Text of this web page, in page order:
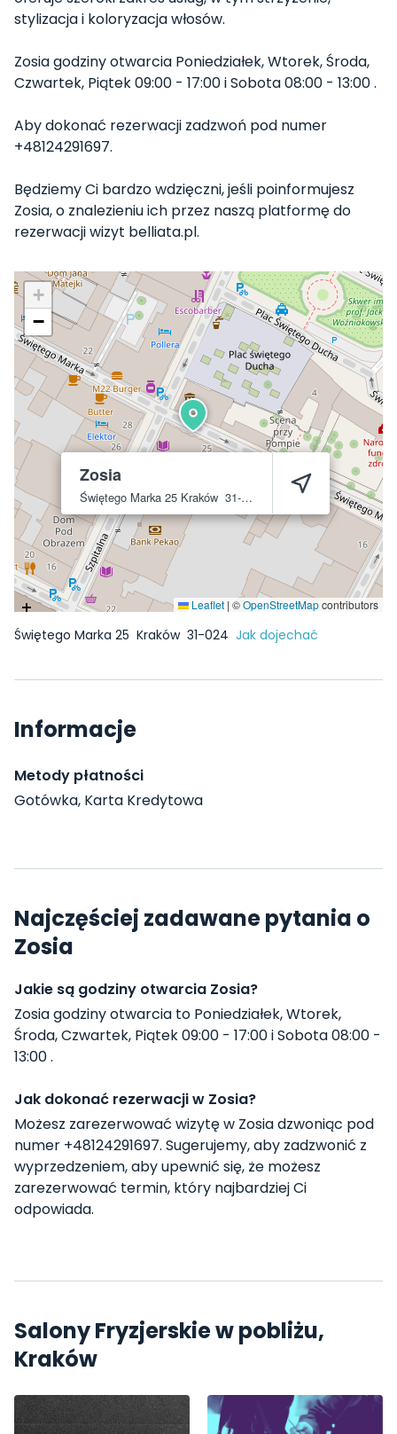
stylizacja i koloryzacja włosów.
Zosia godziny otwarcia Poniedziałek, Wtorek, Środa,
Czwartek, Piątek 09:00 - 17:00 i Sobota 08:00 - 13:00 .
Aby dokonać rezerwacji zadzwoń pod numer
+48124291697.
Będziemy Ci bardzo wdzięczni, jeśli poinformujesz
Zosia, o znalezieniu ich przez naszą platformę do
rezerwacji wizyt belliata.pl.
Zosia
Świętego Marka 25 Kraków 31-024
+
−
Leaflet | ©OpenStreetMapcontributors
Świętego Marka 25 Kraków 31-024 Jak dojechać
Informacje
Metody płatności
Gotówka, Karta Kredytowa
Najczęściej zadawane pytania o
Zosia
Jakie są godziny otwarcia Zosia?
Zosia godziny otwarcia to Poniedziałek, Wtorek,
Środa, Czwartek, Piątek 09:00 - 17:00 i Sobota 08:00 -
13:00 .
Jak dokonać rezerwacji w Zosia?
Możesz zarezerwować wizytę w Zosia dzwoniąc pod
numer +48124291697. Sugerujemy, aby zadzwonić z
wyprzedzeniem, aby upewnić się, że możesz
zarezerwować termin, który najbardziej Ci
odpowiada.
Salony Fryzjerskie w pobliżu,
Kraków